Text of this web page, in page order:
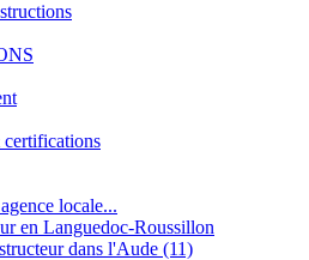
locale...
en Languedoc-Roussillon
dans l'Aude (11)